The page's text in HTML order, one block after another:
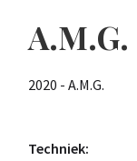
2020 - A.M.G.
Techniek: